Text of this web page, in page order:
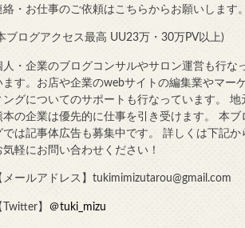
絡・お仕事のご依頼はこちらからお願いします。
ブログアクセス最高 UU23万・30万PV以上)
人・企業のブログコンサルやサロン運営も行な
ます。お店や企業のwebサイトの編集業やマー
ングについてのサポートも行なっています。 地
本の企業は優先的に仕事を引き受けます。 本ブ
では記事体広告も募集中です。 詳しくは下記か
気軽にお問い合わせください！
メールアドレス】tukimimizutarou@gmail.com
Twitter】 ＠tuki_mizu